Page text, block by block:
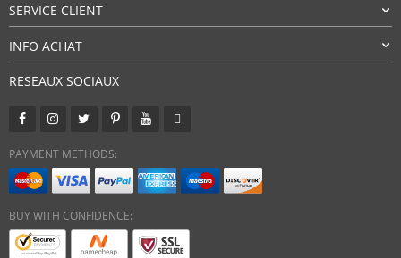
SERVICE CLIENT
INFO ACHAT
RESEAUX SOCIAUX
PAYMENT METHODS:
BUY WITH CONFIDENCE: